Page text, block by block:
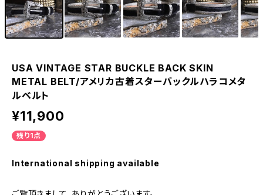
USA VINTAGE STAR BUCKLE BACK SKIN
METAL BELT/アメリカ古着スターバックルハラコメタ
ルベルト
¥11,900
残り1点
International shipping available